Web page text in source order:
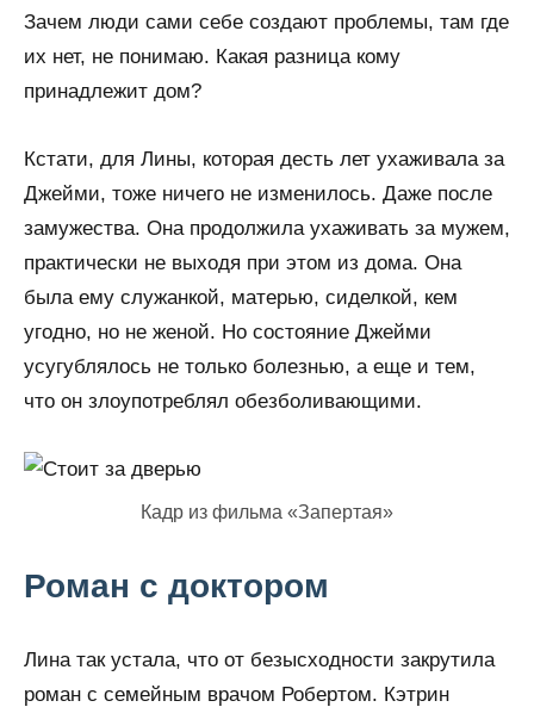
Зачем люди сами себе создают проблемы, там где
их нет, не понимаю. Какая разница кому
принадлежит дом?
Кстати, для Лины, которая десть лет ухаживала за
Джейми, тоже ничего не изменилось. Даже после
замужества. Она продолжила ухаживать за мужем,
практически не выходя при этом из дома. Она
была ему служанкой, матерью, сиделкой, кем
угодно, но не женой. Но состояние Джейми
усугублялось не только болезнью, а еще и тем,
что он злоупотреблял обезболивающими.
Кадр из фильма «Запертая»
Роман с доктором
Лина так устала, что от безысходности закрутила
роман с семейным врачом Робертом. Кэтрин